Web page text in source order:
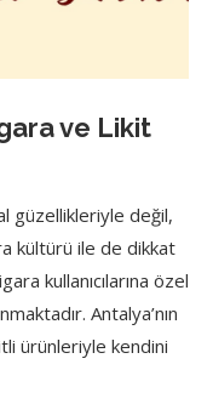
ve Likit
güzellikleriyle değil,
kültürü ile de dikkat
kullanıcılarına özel
Antalya’nın
ürünleriyle kendini